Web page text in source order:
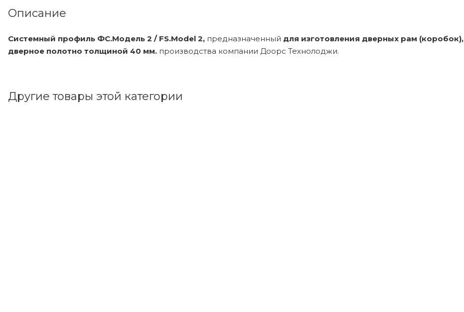
Описание
Системный профиль ФС.Модель 2 / FS.Model 2, предназначенный для изготовления дверных рам (коробок),
дверное полотно толщиной 40 мм. производства компании Доорс Технолоджи.
Другие товары этой категории